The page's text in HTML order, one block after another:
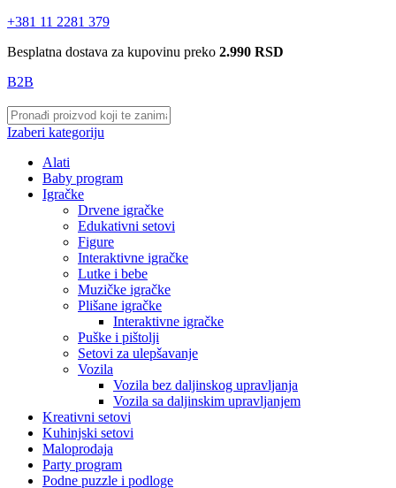
+381 11 2281 379
Besplatna dostava za kupovinu preko 2.990 RSD
B2B
Izaberi kategoriju
Alati
Baby program
Igračke
Drvene igračke
Edukativni setovi
Figure
Interaktivne igračke
Lutke i bebe
Muzičke igračke
Plišane igračke
Interaktivne igračke
Puške i pištolji
Setovi za ulepšavanje
Vozila
Vozila bez daljinskog upravljanja
Vozila sa daljinskim upravljanjem
Kreativni setovi
Kuhinjski setovi
Maloprodaja
Party program
Podne puzzle i podloge